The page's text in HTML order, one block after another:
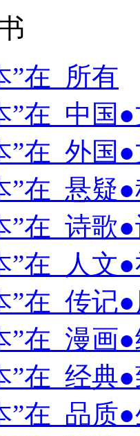
”在 所有
”在 中国
”在 外国
”在 悬疑
”在 诗歌
”在 人文
”在 传记
”在 漫画
”在 经典
”在 品质